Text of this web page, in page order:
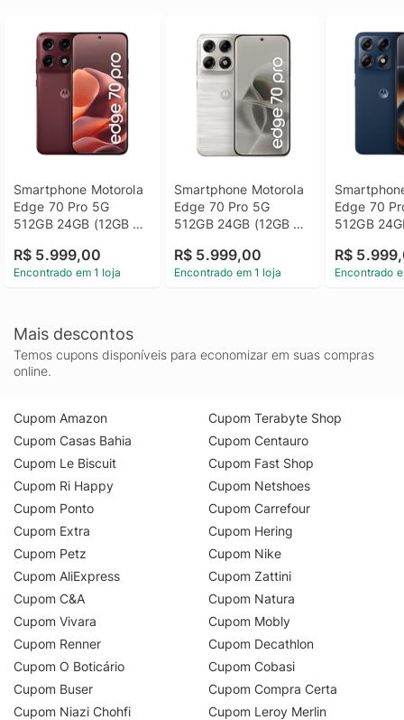
Smartphone Motorola
Edge 70 Pro 5G
512GB 24GB (12GB
Boost), 4 câmeras de
50MP, Tela 1.5K
mAh, IP68/IP69 -
Vinho
R$ 5.999,00
Encontrado em 1 loja
Smartphone Motorola
Edge 70 Pro 5G
512GB 24GB (12GB
Boost), 4 câmeras de
50MP, Tela 1.5K
R$ 5.999,00
Encontrado em 1 loja
Edge 70
512GB
Boost), 4
50MP,
R$
Encontrado
Mais descontos
Temos cupons disponíveis para economizar em suas compras
online.
Cupom Amazon
Cupom Casas Bahia
Cupom Le Biscuit
Cupom Ri Happy
Cupom Ponto
Cupom Extra
Cupom Petz
Cupom AliExpress
Cupom C&A
Cupom Vivara
Cupom Renner
Cupom O Boticário
Cupom Buser
Cupom Niazi Chohfi
Cupom Terabyte Shop
Cupom Centauro
Cupom Fast Shop
Cupom Netshoes
Cupom Carrefour
Cupom Hering
Cupom Nike
Cupom Zattini
Cupom Natura
Cupom Mobly
Cupom Decathlon
Cupom Cobasi
Cupom Compra Certa
Cupom Leroy Merlin